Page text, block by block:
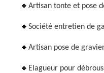
Artisan tonte et pose
Société entretien de
Artisan pose de
Elagueur pour